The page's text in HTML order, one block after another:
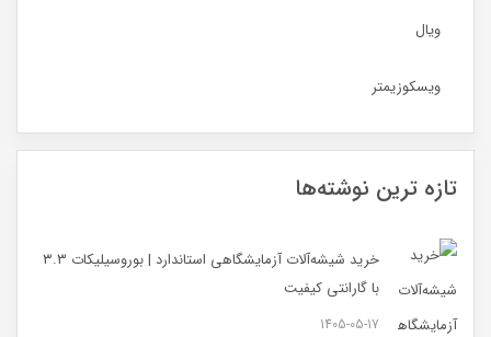
ویال
ویسکوزیمتر
تازه ترین نوشته‌ها
خرید شیشه‌آلات آزمایشگاهی استاندارد | بوروسیلیکات ۳.۳
با گارانتی کیفیت
1405-05-17